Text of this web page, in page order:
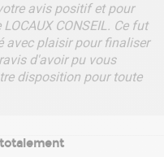
avis positif et pour
CONSEIL. Ce fut
avec plaisir pour finaliser
d'avoir pu vous
disposition pour toute